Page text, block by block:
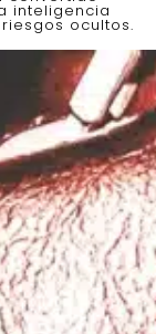
inteligencia
ocultos.